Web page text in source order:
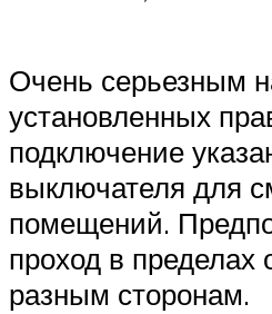
Очень серьезным
установленных
подключение
выключателя для
помещений.
проход в пределах
разным сторонам.